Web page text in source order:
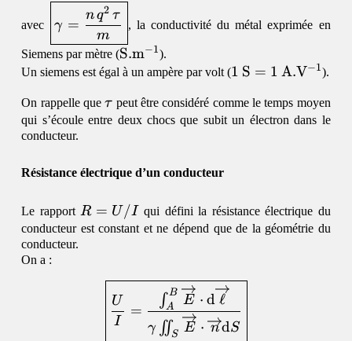
avec
\boxed{\gamma =
\dfrac{n\,q^2\,\tau}
{m}}
γ =
m
nq2 τ
, la conductivité du métal exprimée en
Siemens par mètre (\mathrm{S.m^{-1}}
S.m−1).
Un siemens est égal à un ampère par volt (1 S = 1 A.V−1).
On rappelle que\tau
τ peut être considéré comme le temps moyen
qui s’écoule entre deux chocs que subit un électron dans le
conducteur.
Résistance électrique d’un conducteur
Le rapport R=U/I
R = U /I qui défini la résistance électrique du
conducteur est constant et ne dépend que de la géométrie du
conducteur.
On a :
I
U
=
γ ∬S E ⋅ ndS
∫ A
B
E ⋅ d ℓ